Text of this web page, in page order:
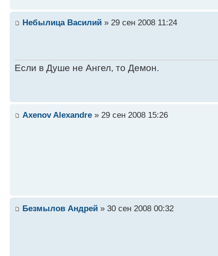
Небылица Василий » 29 сен 2008 11:24
Если в Душе не Ангел, то Демон.
Axenov Alexandre » 29 сен 2008 15:26
Безмылов Андрей » 30 сен 2008 00:32